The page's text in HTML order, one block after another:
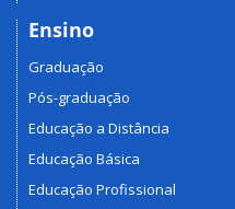
Ensino
Graduação
Pós-graduação
Educação a Distância
Educação Básica
Educação Profissional